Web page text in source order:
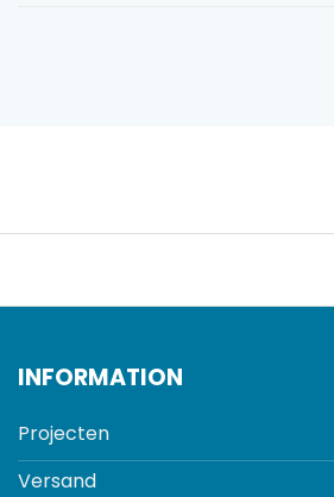
INFORMATION
Projecten
Versand